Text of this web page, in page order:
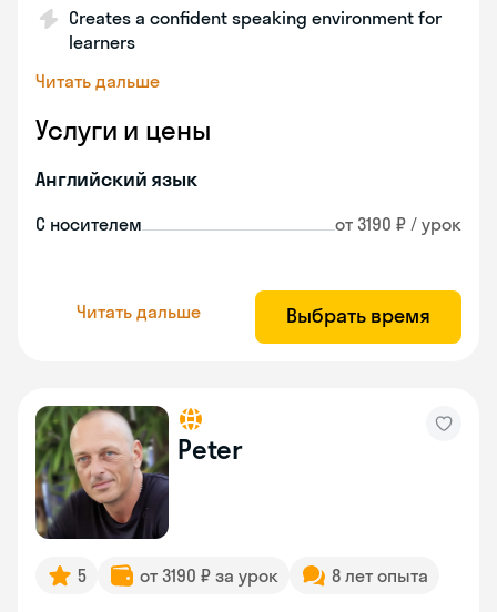
Creates a confident speaking environment for
learners
Читать дальше
Услуги и цены
Английский язык
С носителем от 3190 ₽ / урок
Читать дальше Выбрать время
Peter
5 от 3190 ₽ за урок 8 лет опыта